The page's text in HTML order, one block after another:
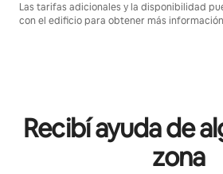
Las tarifas adicionales y la disponibilidad
con el edificio para obtener más
Recibí ayuda de
zona